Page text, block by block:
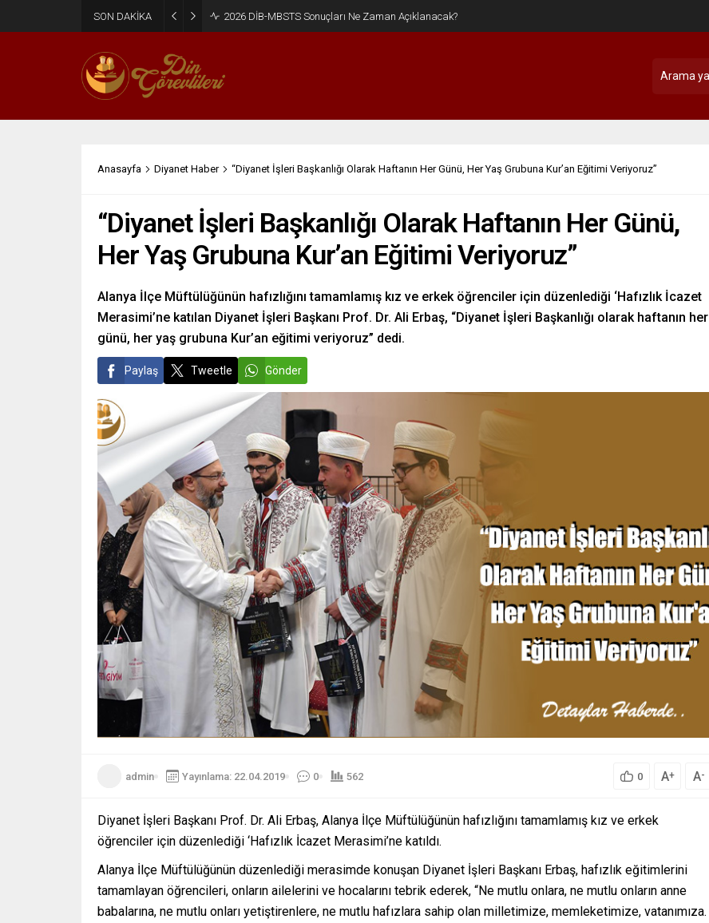
SON DAKİKA
Anasayfa Diyanet Haber “Diyanet İşleri Başkanlığı Olarak Haftanın Her Günü, Her Yaş Grubuna Kur’an Eğitimi Veriyoruz”
“Diyanet İşleri Başkanlığı Olarak Haftanın Her Günü,
Her Yaş Grubuna Kur’an Eğitimi Veriyoruz”
Alanya İlçe Müftülüğünün hafızlığını tamamlamış kız ve erkek öğrenciler için düzenlediği ‘Hafızlık İcazet
Merasimi’ne katılan Diyanet İşleri Başkanı Prof. Dr. Ali Erbaş, “Diyanet İşleri Başkanlığı olarak haftanın her
günü, her yaş grubuna Kur’an eğitimi veriyoruz” dedi.
Paylaş Tweetle Gönder
admin Yayınlama: 22.04.2019 0 562 0 A+ A-
Diyanet İşleri Başkanı Prof. Dr. Ali Erbaş, Alanya İlçe Müftülüğünün hafızlığını tamamlamış kız ve erkek
öğrenciler için düzenlediği ‘Hafızlık İcazet Merasimi’ne katıldı.
Alanya İlçe Müftülüğünün düzenlediği merasimde konuşan Diyanet İşleri Başkanı Erbaş, hafızlık eğitimlerini
tamamlayan öğrencileri, onların ailelerini ve hocalarını tebrik ederek, “Ne mutlu onlara, ne mutlu onların anne
babalarına, ne mutlu onları yetiştirenlere, ne mutlu hafızlara sahip olan milletimize, memleketimize, vatanımıza.